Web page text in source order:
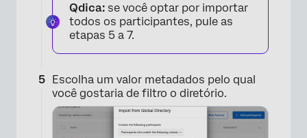
Qdica: se você optar por importar
todos os participantes, pule as
etapas 5 a 7.
Escolha um valor metadados pelo qual
você gostaria de filtro o diretório.